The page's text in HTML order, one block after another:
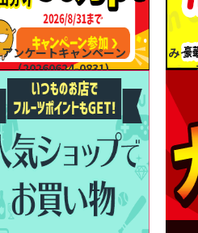
アンケートキャンペーン
(20260624-0831)
みっ